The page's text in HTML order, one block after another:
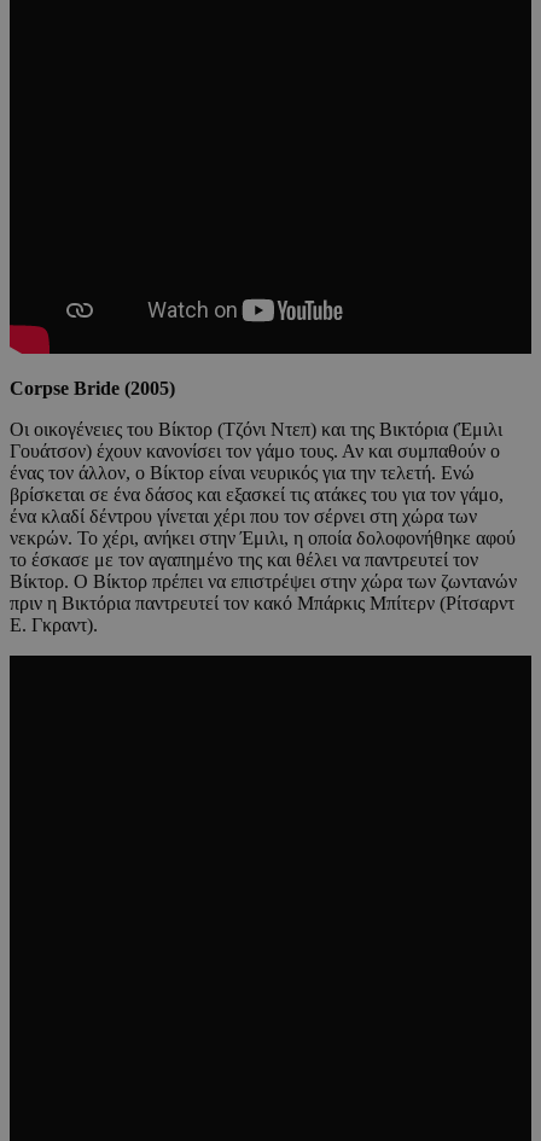
Corpse Bride (2005)
Οι οικογένειες του Βίκτορ (Τζόνι Ντεπ) και της Βικτόρια (Έμιλι
Γουάτσον) έχουν κανονίσει τον γάμο τους. Αν και συμπαθούν ο
ένας τον άλλον, ο Βίκτορ είναι νευρικός για την τελετή. Ενώ
βρίσκεται σε ένα δάσος και εξασκεί τις ατάκες του για τον γάμο,
ένα κλαδί δέντρου γίνεται χέρι που τον σέρνει στη χώρα των
νεκρών. Το χέρι, ανήκει στην Έμιλι, η οποία δολοφονήθηκε αφού
το έσκασε με τον αγαπημένο της και θέλει να παντρευτεί τον
Βίκτορ. Ο Βίκτορ πρέπει να επιστρέψει στην χώρα των ζωντανών
πριν η Βικτόρια παντρευτεί τον κακό Μπάρκις Μπίτερν (Ρίτσαρντ
Ε. Γκραντ).